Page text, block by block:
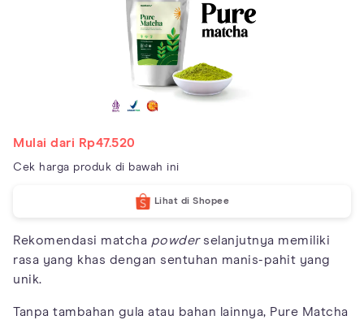
Mulai dari Rp47.520
Cek harga produk di bawah ini
Lihat di Shopee
Rekomendasi matcha powderselanjutnya memiliki
rasa yang khas dengan sentuhan manis-pahit yang
unik.
Tanpa tambahan gula atau bahan lainnya, Pure Matcha